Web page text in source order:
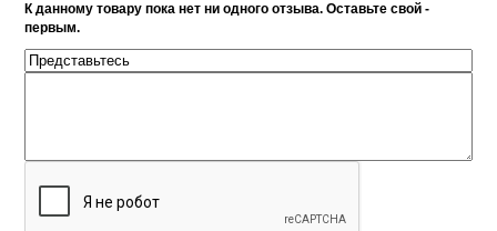
К данному товару пока нет ни одного отзыва. Оставьте свой -
первым.